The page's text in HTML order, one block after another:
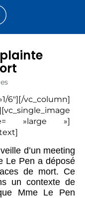
6″][/vc_column]
»large »]
d’un meeting
Le Pen a déposé
de mort. Ce
un contexte de
Mme Le Pen